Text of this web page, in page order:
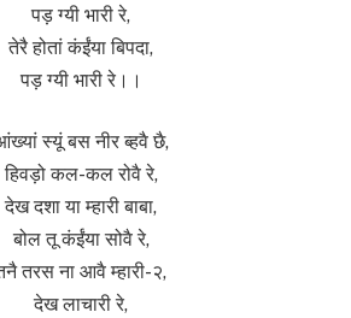
पड़ ग्यी भारी रे,
तेरै होतां कंईंया बिपदा,
पड़ ग्यी भारी रे।।
स्यूं बस नीर ब्हवै छै,
हिवड़ो कल-कल रोवै रे,
देख दशा या म्हारी बाबा,
बोल तू कंईंया सोवै रे,
तरस ना आवै म्हारी-२,
देख लाचारी रे,